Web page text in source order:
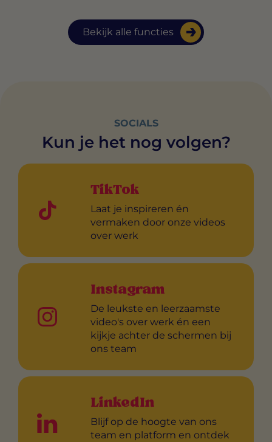
Bekijk alle functies
SOCIALS
Kun je het nog volgen?
TikTok
Laat je inspireren én
vermaken door onze videos
over werk
Instagram
De leukste en leerzaamste
video's over werk én een
kijkje achter de schermen bij
ons team
LinkedIn
Blijf op de hoogte van ons
team en platform en ontdek